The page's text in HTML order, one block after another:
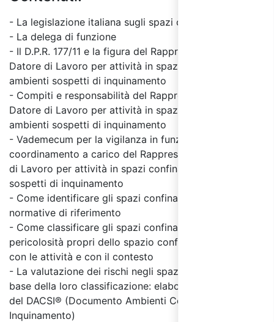
- La legislazione italiana sugli spazi confinati
- La delega di funzione
- Il D.P.R. 177/11 e la figura del Rappresentante del
Datore di Lavoro per attività in spazi confinati o
ambienti sospetti di inquinamento
- Compiti e responsabilità del Rappresentante del
Datore di Lavoro per attività in spazi confinati o
ambienti sospetti di inquinamento
- Vademecum per la vigilanza in funzione di indirizzo e
coordinamento a carico del Rappresentante del Datore
di Lavoro per attività in spazi confinati o ambienti
sospetti di inquinamento
- Come identificare gli spazi confinati: criteri e
normative di riferimento
- Come classificare gli spazi confinati: criteri di
pericolosità propri dello spazio confinato, connessi
con le attività e con il contesto
- La valutazione dei rischi negli spazi confinati sulla
base della loro classificazione: elaborazione
del DACSI® (Documento Ambienti Confinati Sospetti
Inquinamento)